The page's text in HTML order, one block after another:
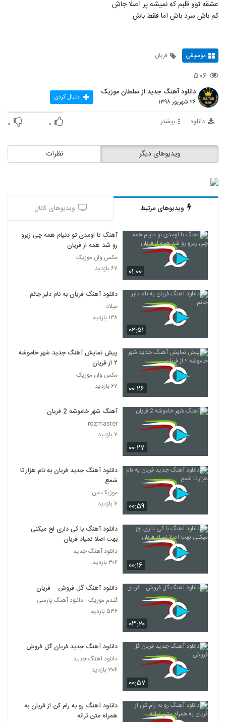
عشقه توو قلبم که نمیشه پر اصلا جاش
کم باش سرد باش اما فقط باش
موسیقی فریان
۵۰۶
دانلود آهنگ جدید از سلطان موزیک
۲۶ شهریور ۱۳۹۸ دنبال کردن
دانلود بیشتر ۰ ۰
نظرات ویدیوهای دیگر
ویدیوهای مرتبط ویدیوهای کانال
۰۱:۰۰
آهنگ تا اومدی تو دنیام همه چی زیرو
رو شد همه از فریان
مکس وان موزیک
۶۷ بازدید
۰۲:۵۱
دانلود آهنگ فریان به نام دلبر جانم
میلاد
۱۳۸ بازدید
۰۰:۲۶
پیش نمایش آهنگ جدید شهر خاموشه
۲ از فریان
مکس وان موزیک
۶۷ بازدید
۰۰:۲۷
آهنگ شهر خاموشه 2 فریان
rozmaster
۷ بازدید
۰۰:۵۹
دانلود آهنگ جدید فریان به نام هزار تا
شمع
موزیک من
۷ بازدید
۰۰:۱۶
دانلود آهنگ با کی داری لج میکنی
بهت اصلا نمیاد فریان
دانلود آهنگ جدید
۳۰۲ بازدید
۰۳:۲۰
دانلود آهنگ گل فروش – فریان
گندم موزیک - دانلود آهنگ پارسی
۵۳۶ بازدید
۰۰:۵۷
دانلود آهنگ جدید فریان گل فروش
دانلود آهنگ جدید
۳۰۴ بازدید
دانلود آهنگ رو به رام کن از فریان به
همراه متن ترانه